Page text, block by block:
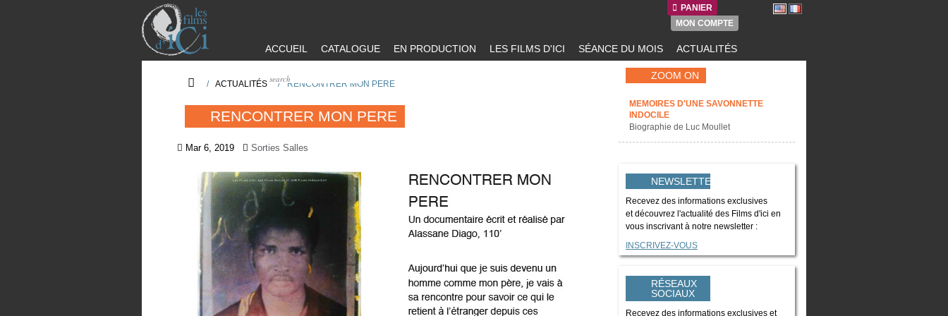
PANIER
MON COMPTE
ACCUEIL CATALOGUE EN PRODUCTION LES FILMS D'ICI SÉANCE DU MOIS ACTUALITÉS
/ ACTUALITÉS / RENCONTRER MON PERE
RENCONTRER MON PERE
Mar 6, 2019 Sorties Salles
ZOOM ON
MEMOIRES D'UNE SAVONNETTE
INDOCILE
Biographie de Luc Moullet
NEWSLETTER
Recevez des informations exclusives
et découvrez l'actualité des Films d'ici en
vous inscrivant à notre newsletter :
INSCRIVEZ-VOUS
RÉSEAUX
SOCIAUX
Recevez des informations exclusives et